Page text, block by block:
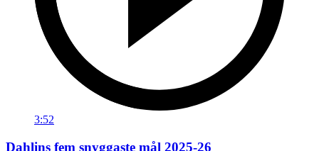
3:52
Dahlins fem snyggaste mål 2025-26